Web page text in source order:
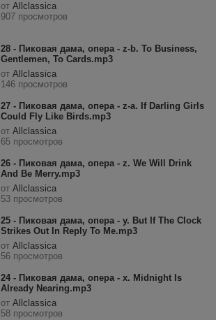
от Allclassica
907 просмотров
28 - Пиковая дама, опера - z-b. To Business,
Gentlemen, To Cards.mp3
от Allclassica
146 просмотров
27 - Пиковая дама, опера - z-a. If Darling Girls
Could Fly Like Birds.mp3
от Allclassica
65 просмотров
26 - Пиковая дама, опера - z. We Will Drink
And Be Merry.mp3
от Allclassica
53 просмотров
25 - Пиковая дама, опера - y. But If The Clock
Strikes Out In Reply To Me.mp3
от Allclassica
56 просмотров
24 - Пиковая дама, опера - x. Midnight Is
Already Nearing.mp3
от Allclassica
58 просмотров